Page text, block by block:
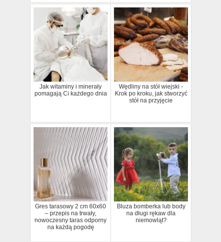
Jak witaminy i minerały
pomagają Ci każdego dnia
Wędliny na stół wiejski -
Krok po kroku, jak stworzyć
stół na przyjęcie
Gres tarasowy 2 cm 60x60
– przepis na trwały,
nowoczesny taras odporny
na każdą pogodę
Bluza bomberka lub body
na długi rękaw dla
niemowląt?